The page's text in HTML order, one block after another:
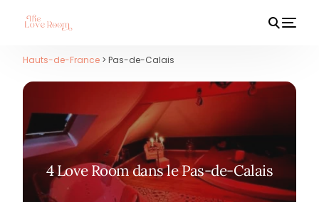
Hauts-de-France > Pas-de-Calais
4 Love Room dans le Pas-de-Calais
HOT